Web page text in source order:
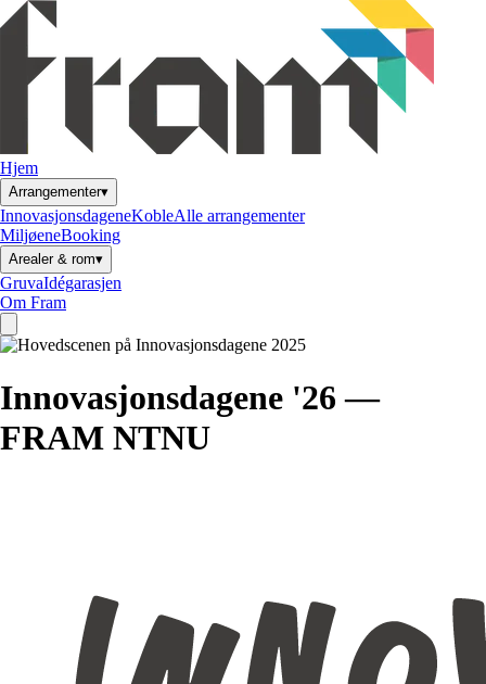
Hjem
Arrangementer▾
InnovasjonsdageneKobleAlle arrangementer
MiljøeneBooking
Arealer & rom▾
GruvaIdégarasjen
Om Fram
Innovasjonsdagene '26 —
FRAM NTNU